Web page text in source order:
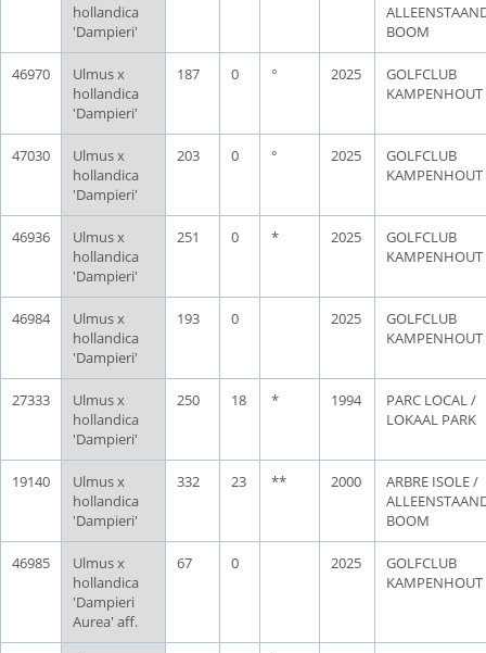
hollandica
'Dampieri'
BOOM
46970
Ulmus x
hollandica
'Dampieri'
187 0 ° 2025
GOLFCLUB
KAMPENHOUT
47030
Ulmus x
hollandica
'Dampieri'
203 0 ° 2025
GOLFCLUB
KAMPENHOUT
46936
Ulmus x
hollandica
'Dampieri'
251 0 * 2025
GOLFCLUB
KAMPENHOUT
46984
Ulmus x
hollandica
'Dampieri'
193 0 2025
GOLFCLUB
KAMPENHOUT
27333
Ulmus x
hollandica
'Dampieri'
250 18 * 1994
PARC LOCAL /
LOKAAL PARK
19140
Ulmus x
hollandica
'Dampieri'
332 23 ** 2000
ARBRE ISOLE /
BOOM
46985
Ulmus x
hollandica
'Dampieri
Aurea' aff.
67 0 2025
GOLFCLUB
KAMPENHOUT